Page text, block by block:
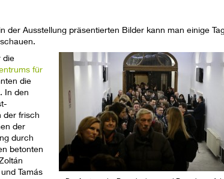
der Ausstellung präsentierten Bilder kann man einige
die
für
die
In den
der frisch
der
durch
betonten
Tamás